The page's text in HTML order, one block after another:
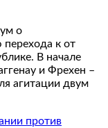
о
к от
В начале
и Фрехен –
агитации двум
против